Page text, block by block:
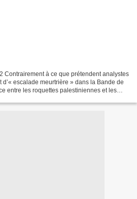
Contrairement à ce que prétendent analystes
d’« escalade meurtrière » dans la Bande de
entre les roquettes palestiniennes et les